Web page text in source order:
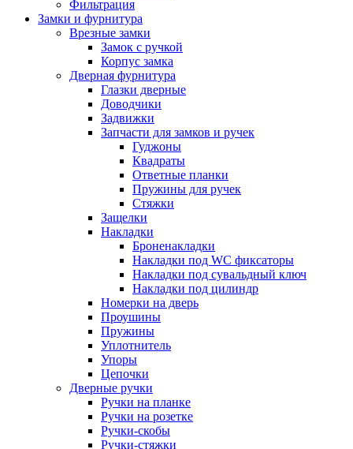
Фильтрация
Замки и фурнитура
Врезные замки
Замок с ручкой
Корпус замка
Дверная фурнитура
Глазки дверные
Доводчики
Задвижки
Запчасти для замков и ручек
Гуджоны
Квадраты
Ответные планки
Пружины для ручек
Стяжки
Защелки
Накладки
Броненакладки
Накладки под WC фиксаторы
Накладки под сувальдный ключ
Накладки под цилиндр
Номерки на дверь
Проушины
Пружины
Уплотнитель
Упоры
Цепочки
Дверные ручки
Ручки на планке
Ручки на розетке
Ручки-скобы
Ручки-стяжки